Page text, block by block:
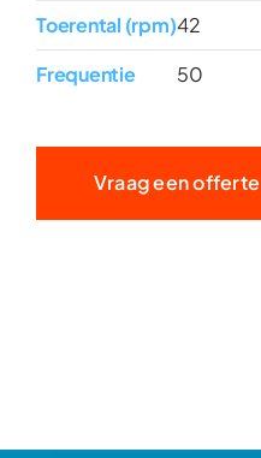
Toerental (rpm)42
Frequentie
50
Vraag een offerte